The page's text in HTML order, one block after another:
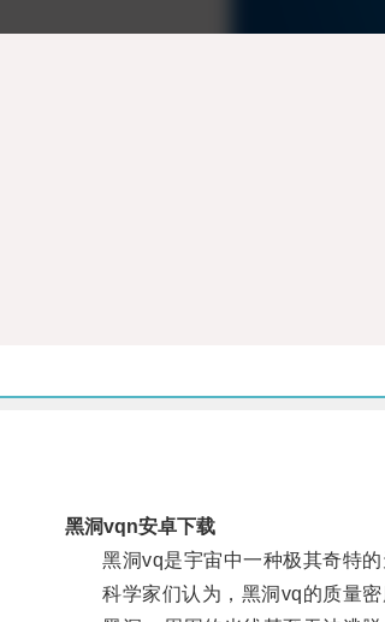
黑洞vqn安卓下载
黑洞vq是宇宙中一种极其奇特的
科学家们认为，黑洞vq的质量密